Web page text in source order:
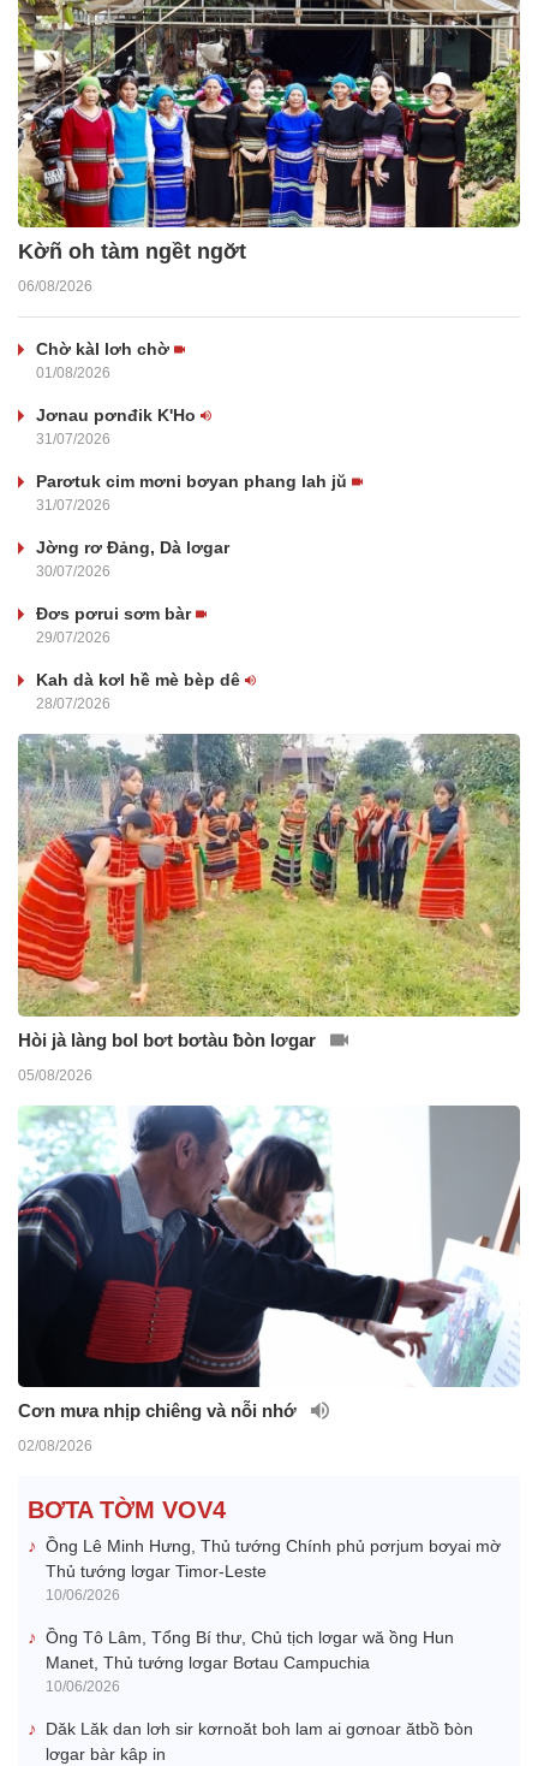
Kờñ oh tàm ngềt ngơ̆t
06/08/2026
Chờ kàl lơh chờ
01/08/2026
Jơnau pơnđik K'Ho
31/07/2026
Parơtuk cim mơni bơyan phang lah jŭ
31/07/2026
Jờng rơ Đảng, Dà lơgar
30/07/2026
Đơs pơrui sơm bàr
29/07/2026
Kah dà kơl hề mè bèp dê
28/07/2026
Hòi jà làng bol bơt bơtàu ƀòn lơgar
05/08/2026
Cơn mưa nhịp chiêng và nỗi nhớ
02/08/2026
BƠTA TỜM VOV4
Ồng Lê Minh Hưng, Thủ tướng Chính phủ pơrjum bơyai mờ
Thủ tướng lơgar Timor-Leste
10/06/2026
Ồng Tô Lâm, Tổng Bí thư, Chủ tịch lơgar wă ồng Hun
Manet, Thủ tướng lơgar Bơtau Campuchia
10/06/2026
Dăk Lăk dan lơh sir kơrnoăt boh lam ai gơnoar ătbồ ƀòn
lơgar bàr kâp in